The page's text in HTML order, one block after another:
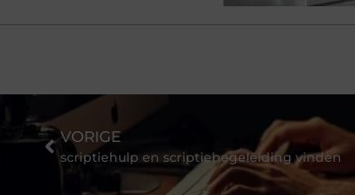
VORIGE
scriptiehulp en scriptiebegeleiding vinden